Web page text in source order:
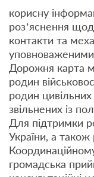
корисну
розʼяснення
контакти та
Дорожня карта
родин
родин цивільних
звільнених із
Для підтримки
України, а
громадська